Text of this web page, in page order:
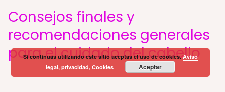
Consejos finales y
recomendaciones generales
para el cuidado del cabello
Si continuas utilizando este sitio aceptas el uso de cookies.Aviso
legal, privacidad, Cookies
Aceptar